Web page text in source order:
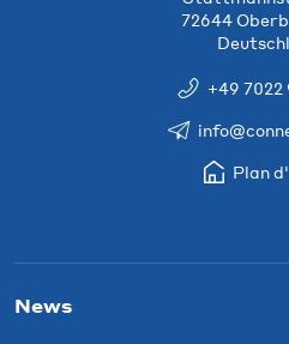
72644
+49 7022
Plan
News